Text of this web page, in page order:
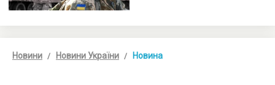
Новини Новини України Новина